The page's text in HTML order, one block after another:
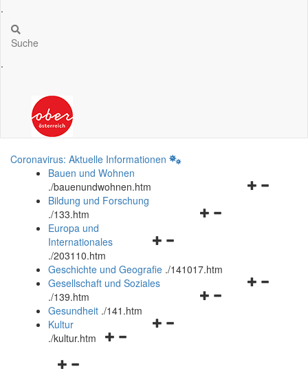
.
Suche
.
Coronavirus: Aktuelle Informationen
Bauen und Wohnen
./bauenundwohnen.htm
Navigationsmenü
Bildung und Forschung
./133.htm
Navigationsmenü
und
schließen
Europa und
Internationales
./203110.htm
Geschichte und Geografie ./141017.htm
Navigationsmenü
Gesellschaft und Soziales
./139.htm
Navigationsmenü
Gesundheit ./141.htm
Navigationsmenü
Kultur
./kultur.htm
Navigationsmenü